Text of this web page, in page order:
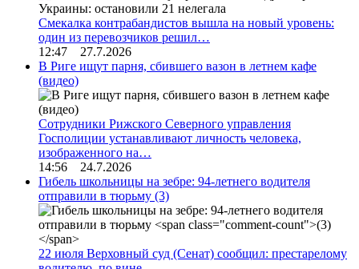
Смекалка контрабандистов вышла на новый уровень:
один из перевозчиков решил…
12:47 27.7.2026
В Риге ищут парня, сбившего вазон в летнем кафе
(видео)
Сотрудники Рижского Северного управления
Госполиции устанавливают личность человека,
изображенного на…
14:56 24.7.2026
Гибель школьницы на зебре: 94-летнего водителя
отправили в тюрьму (3)
22 июля Верховный суд (Сенат) сообщил: престарелому